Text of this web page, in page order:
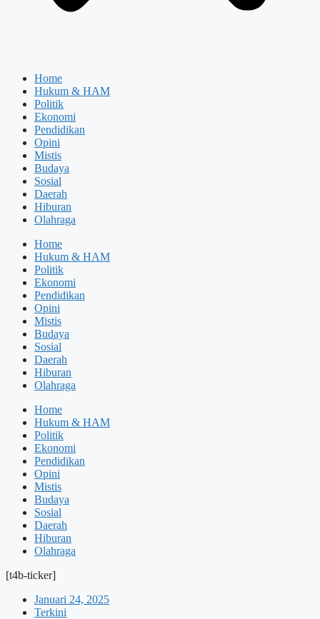
Home
Hukum & HAM
Politik
Ekonomi
Pendidikan
Opini
Mistis
Budaya
Sosial
Daerah
Hiburan
Olahraga
Home
Hukum & HAM
Politik
Ekonomi
Pendidikan
Opini
Mistis
Budaya
Sosial
Daerah
Hiburan
Olahraga
Home
Hukum & HAM
Politik
Ekonomi
Pendidikan
Opini
Mistis
Budaya
Sosial
Daerah
Hiburan
Olahraga
[t4b-ticker]
Januari 24, 2025
Terkini